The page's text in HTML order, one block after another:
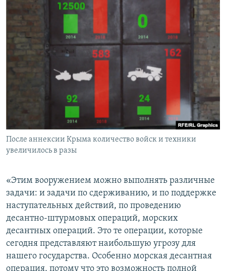
После аннексии Крыма количество войск и техники
увеличилось в разы
«Этим вооружением можно выполнять различные
задачи: и задачи по сдерживанию, и по поддержке
наступательных действий, по проведению
десантно-штурмовых операций, морских
десантных операций. Это те операции, которые
сегодня представляют наибольшую угрозу для
нашего государства. Особенно морская десантная
операция, потому что это возможность полной